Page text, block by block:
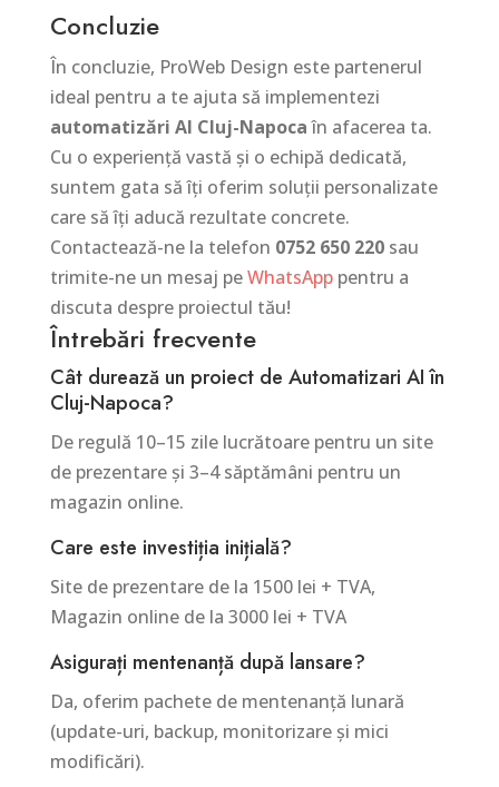
Concluzie
În concluzie, ProWeb Design este partenerul
ideal pentru a te ajuta să implementezi
automatizări AI Cluj-Napocaîn afacerea ta.
Cu o experiență vastă și o echipă dedicată,
suntem gata să îți oferim soluții personalizate
care să îți aducă rezultate concrete.
Contactează-ne la telefon 0752 650 220sau
trimite-ne un mesaj peWhatsApppentru a
discuta despre proiectul tău!
Întrebări frecvente
Cât durează un proiect de Automatizari AI în
Cluj-Napoca?
De regulă 10–15 zile lucrătoare pentru un site
de prezentare și 3–4 săptămâni pentru un
magazin online.
Care este investiția inițială?
Site de prezentare de la 1500 lei + TVA,
Magazin online de la 3000 lei + TVA
Asigurați mentenanță după lansare?
Da, oferim pachete de mentenanță lunară
(update-uri, backup, monitorizare și mici
modificări).